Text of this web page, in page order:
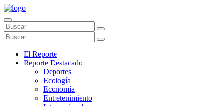
El Reporte
Reporte Destacado
Deportes
Ecología
Economía
Entretenimiento